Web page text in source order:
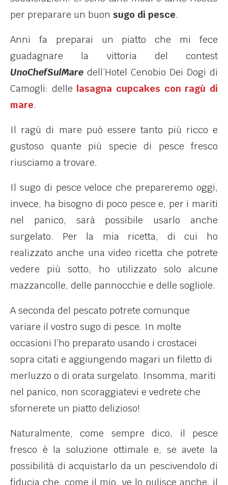
per preparare un buon sugo di pesce.
Anni fa preparai un piatto che mi fece
guadagnare la vittoria del contest
UnoChefSulMare dell’Hotel Cenobio Dei Dogi di
Camogli: delle lasagna cupcakes con ragù di
mare.
Il ragù di mare può essere tanto più ricco e
gustoso quante più specie di pesce fresco
riusciamo a trovare.
Il sugo di pesce veloce che prepareremo oggi,
invece, ha bisogno di poco pesce e, per i mariti
nel panico, sarà possibile usarlo anche
surgelato. Per la mia ricetta, di cui ho
realizzato anche una video ricetta che potrete
vedere più sotto, ho utilizzato solo alcune
mazzancolle, delle pannocchie e delle sogliole.
A seconda del pescato potrete comunque
variare il vostro sugo di pesce. In molte
occasioni l’ho preparato usando i crostacei
sopra citati e aggiungendo magari un filetto di
merluzzo o di orata surgelato. Insomma, mariti
nel panico, non scoraggiatevi e vedrete che
sfornerete un piatto delizioso!
Naturalmente, come sempre dico, il pesce
fresco è la soluzione ottimale e, se avete la
possibilità di acquistarlo da un pescivendolo di
fiducia che, come il mio, ve lo pulisce anche, il